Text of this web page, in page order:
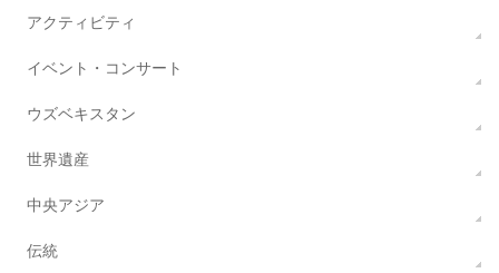
アクティビティ
イベント・コンサート
ウズベキスタン
世界遺産
中央アジア
伝統